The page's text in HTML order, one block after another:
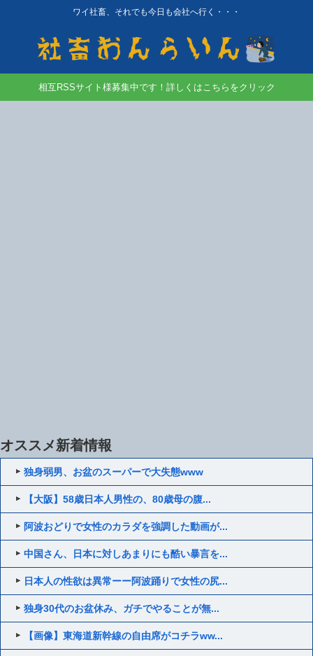
ワイ社畜、それでも今日も会社へ行く・・・
相互RSSサイト様募集中です！詳しくはこちらをクリック
オススメ新着情報
独身弱男、お盆のスーパーで大失態www
【大阪】58歳日本人男性の、80歳母の腹...
阿波おどりで女性のカラダを強調した動画が...
中国さん、日本に対しあまりにも酷い暴言を...
日本人の性欲は異常ーー阿波踊りで女性の尻...
独身30代のお盆休み、ガチでやることが無...
【画像】東海道新幹線の自由席がコチラww...